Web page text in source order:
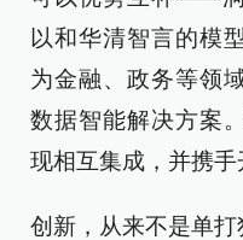
以和华清智言的模
为金融、政务等领
数据智能解决方案
现相互集成，并携手
创新，从来不是单打